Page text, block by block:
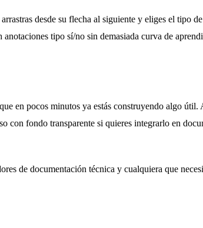
desde su flecha al siguiente y eliges el tipo
tipo sí/no sin demasiada curva de
en pocos minutos ya estás construyendo algo útil.
con fondo transparente si quieres integrarlo en
de documentación técnica y cualquiera que